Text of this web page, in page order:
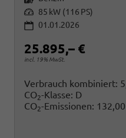
Leistung 85 kW (116 PS)
01.01.2026
25.895,– €
incl. 19% MwSt.
Verbrauch kombiniert:
CO2-Klasse: D
CO2-Emissionen: